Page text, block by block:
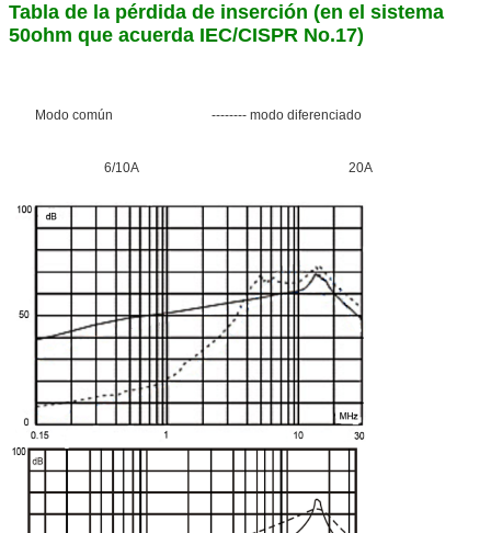
Tabla de la pérdida de inserción (en el sistema
50ohm que acuerda IEC/CISPR No.17)
Modo común -------- modo diferenciado
6/10A 20A